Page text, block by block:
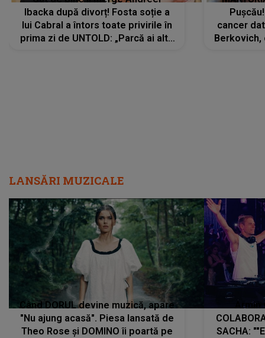
Ibacka după divorț! Fosta soție a
lui Cabral a întors toate privirile în
prima zi de UNTOLD: „Parcă ai altă
cancer
Berkovich,
LANSĂRI MUZICALE
Când DORUL devine muzică, apare
"Nu ajung acasă". Piesa lansată de
Theo Rose și DOMINO îi poartă pe
SACHA: